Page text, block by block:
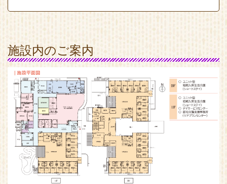
施設内のご案内